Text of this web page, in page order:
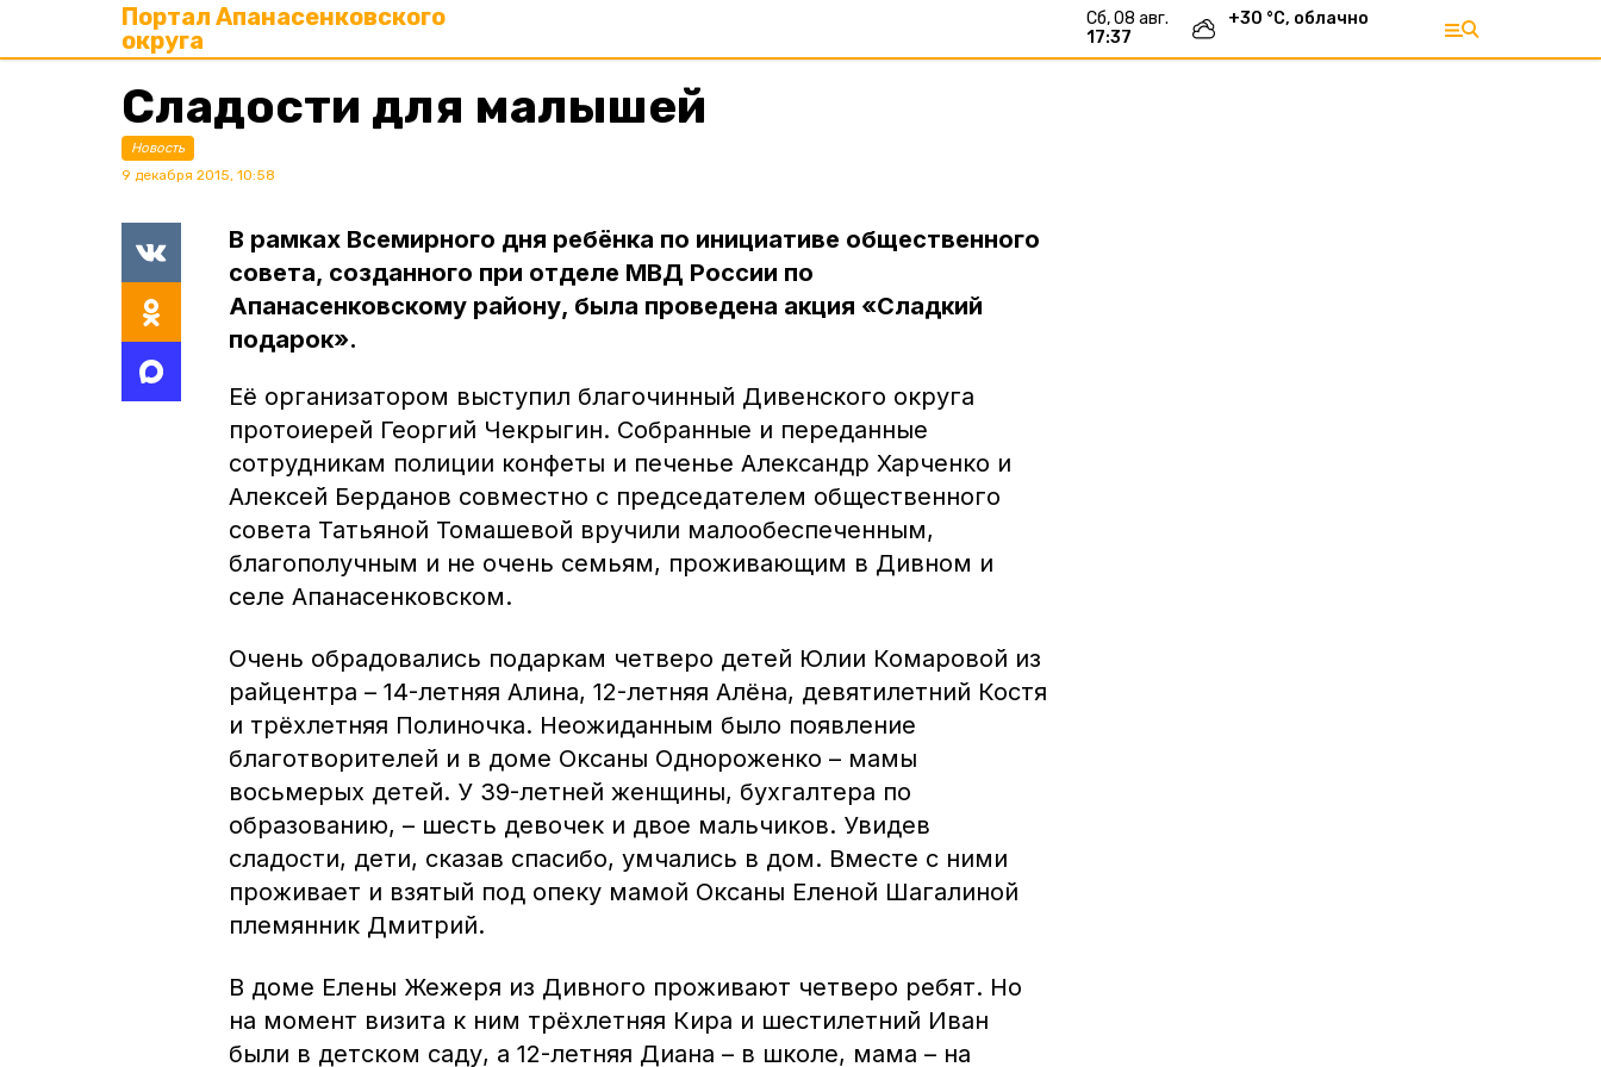
Портал Апанасенковского
округа
сб, 08 авг.
17:37
+30 °С, облачно
Сладости для малышей
Новость
9 декабря 2015, 10:58
В рамках Всемирного дня ребёнка по инициативе общественного
совета, созданного при отделе МВД России по
Апанасенковскому району, была проведена акция «Сладкий
подарок».
Её организатором выступил благочинный Дивенского округа
протоиерей Георгий Чекрыгин. Собранные и переданные
сотрудникам полиции конфеты и печенье Александр Харченко и
Алексей Берданов совместно с председателем общественного
совета Татьяной Томашевой вручили малообеспеченным,
благополучным и не очень семьям, проживающим в Дивном и
селе Апанасенковском.
Очень обрадовались подаркам четверо детей Юлии Комаровой из
райцентра – 14-летняя Алина, 12-летняя Алёна, девятилетний Костя
и трёхлетняя Полиночка. Неожиданным было появление
благотворителей и в доме Оксаны Однороженко – мамы
восьмерых детей. У 39-летней женщины, бухгалтера по
образованию, – шесть девочек и двое мальчиков. Увидев
сладости, дети, сказав спасибо, умчались в дом. Вместе с ними
проживает и взятый под опеку мамой Оксаны Еленой Шагалиной
племянник Дмитрий.
В доме Елены Жежеря из Дивного проживают четверо ребят. Но
на момент визита к ним трёхлетняя Кира и шестилетний Иван
были в детском саду, а 12-летняя Диана – в школе, мама – на